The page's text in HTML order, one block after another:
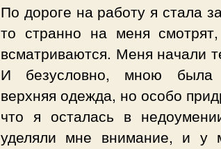
По дороге на работу я стала
то странно на меня
всматриваются. Меня начали
И безусловно, мною была
верхняя одежда, но особо
что я осталась в
уделяли мне внимание, и у